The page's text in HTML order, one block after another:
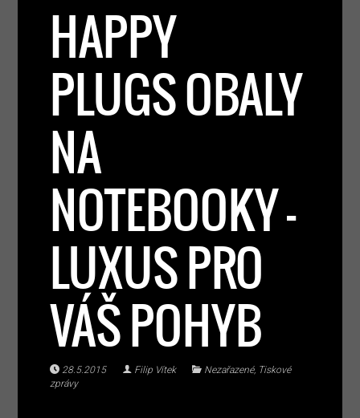
HAPPY
PLUGS OBALY
NA
NOTEBOOKY –
LUXUS PRO
VÁŠ POHYB
28.5.2015 Filip Vítek Nezařazené, Tiskové
zprávy